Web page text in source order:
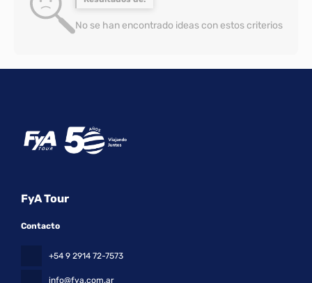
No se han encontrado ideas con estos criterios
FyA Tour
Contacto
+54 9 2914 72-7573
info@fya.com.ar